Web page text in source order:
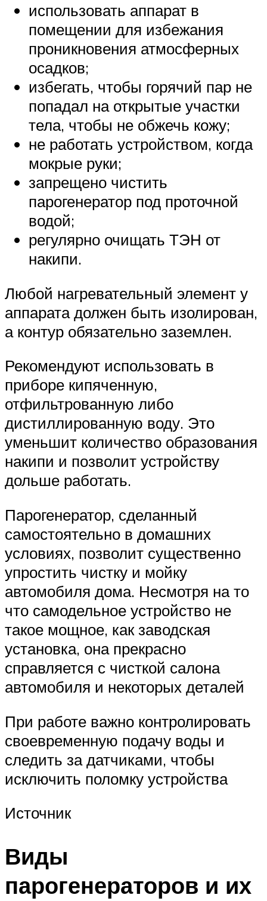
использовать аппарат в
помещении для избежания
проникновения атмосферных
осадков;
избегать, чтобы горячий пар не
попадал на открытые участки
тела, чтобы не обжечь кожу;
не работать устройством, когда
мокрые руки;
запрещено чистить
парогенератор под проточной
водой;
регулярно очищать ТЭН от
накипи.
Любой нагревательный элемент у
аппарата должен быть изолирован,
а контур обязательно заземлен.
Рекомендуют использовать в
приборе кипяченную,
отфильтрованную либо
дистиллированную воду. Это
уменьшит количество образования
накипи и позволит устройству
дольше работать.
Парогенератор, сделанный
самостоятельно в домашних
условиях, позволит существенно
упростить чистку и мойку
автомобиля дома. Несмотря на то
что самодельное устройство не
такое мощное, как заводская
установка, она прекрасно
справляется с чисткой салона
автомобиля и некоторых деталей
При работе важно контролировать
своевременную подачу воды и
следить за датчиками, чтобы
исключить поломку устройства
Источник
Виды
парогенераторов и их